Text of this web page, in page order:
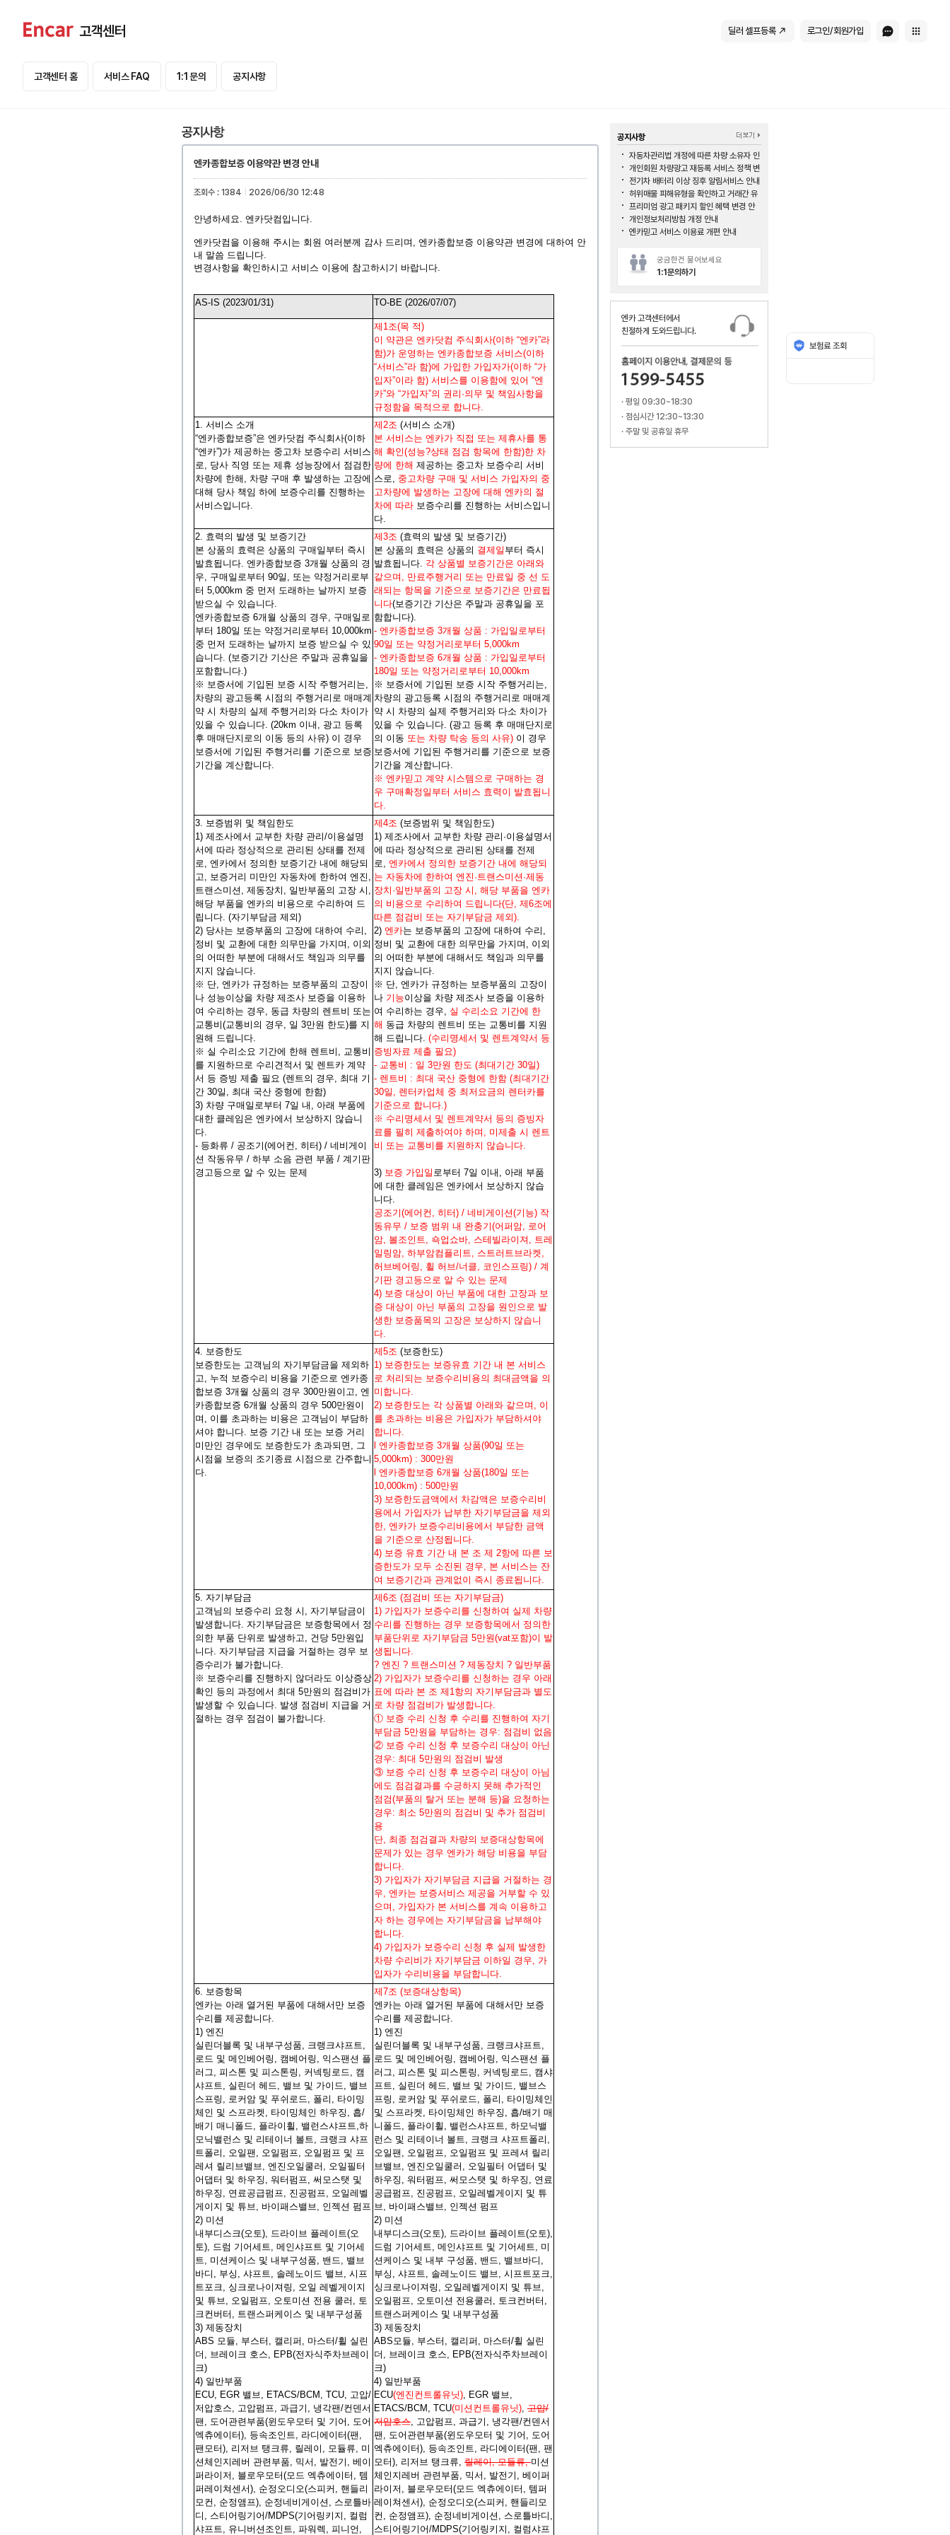
딜러 셀프등록 로그인/회원가입
고객센터
고객센터 홈 서비스 FAQ 1:1 문의 공지사항
엔카종합보증 이용약관 변경 안내
조회수 : 1384 2026/06/30 12:48
안녕하세요. 엔카닷컴입니다.
엔카닷컴을 이용해 주시는 회원 여러분께 감사 드리며, 엔카종합보증 이용약관 변경에 대하여 안
내 말씀 드립니다.
변경사항을 확인하시고 서비스 이용에 참고하시기 바랍니다.
AS-IS (2023/01/31) TO-BE (2026/07/07)
제1조(목 적)
이 약관은 엔카닷컴 주식회사(이하 “엔카”라
함)가 운영하는 엔카종합보증 서비스(이하
“서비스”라 함)에 가입한 가입자가(이하 “가
입자”이라 함) 서비스를 이용함에 있어 “엔
카”와 “가입자”의 권리·의무 및 책임사항을
규정함을 목적으로 합니다.
1. 서비스 소개
“엔카종합보증”은 엔카닷컴 주식회사(이하
“엔카”)가 제공하는 중고차 보증수리 서비스
로, 당사 직영 또는 제휴 성능장에서 점검한
차량에 한해, 차량 구매 후 발생하는 고장에
대해 당사 책임 하에 보증수리를 진행하는
서비스입니다.
제2조 (서비스 소개)
본 서비스는 엔카가 직접 또는 제휴사를 통
해 확인(성능?상태 점검 항목에 한함)한 차
량에 한해 제공하는 중고차 보증수리 서비
스로, 중고차량 구매 및 서비스 가입자의 중
고차량에 발생하는 고장에 대해 엔카의 절
차에 따라 보증수리를 진행하는 서비스입니
다.
2. 효력의 발생 및 보증기간
본 상품의 효력은 상품의 구매일부터 즉시
발효됩니다. 엔카종합보증 3개월 상품의 경
우, 구매일로부터 90일, 또는 약정거리로부
터 5,000km 중 먼저 도래하는 날까지 보증
받으실 수 있습니다.
엔카종합보증 6개월 상품의 경우, 구매일로
부터 180일 또는 약정거리로부터 10,000km
중 먼저 도래하는 날까지 보증 받으실 수 있
습니다. (보증기간 기산은 주말과 공휴일을
포함합니다.)
※ 보증서에 기입된 보증 시작 주행거리는,
차량의 광고등록 시점의 주행거리로 매매계
약 시 차량의 실제 주행거리와 다소 차이가
있을 수 있습니다. (20km 이내, 광고 등록
후 매매단지로의 이동 등의 사유) 이 경우
보증서에 기입된 주행거리를 기준으로 보증
기간을 계산합니다.
제3조 (효력의 발생 및 보증기간)
본 상품의 효력은 상품의 결제일 부터 즉시
발효됩니다. 각 상품별 보증기간은 아래와
같으며, 만료주행거리 또는 만료일 중 선 도
래되는 항목을 기준으로 보증기간은 만료됩
니다(보증기간 기산은 주말과 공휴일을 포
함합니다).
- 엔카종합보증 3개월 상품 : 가입일로부터
90일 또는 약정거리로부터 5,000km
- 엔카종합보증 6개월 상품 : 가입일로부터
180일 또는 약정거리로부터 10,000km
※ 보증서에 기입된 보증 시작 주행거리는,
차량의 광고등록 시점의 주행거리로 매매계
약 시 차량의 실제 주행거리와 다소 차이가
있을 수 있습니다. (광고 등록 후 매매단지로
의 이동 또는 차량 탁송 등의 사유) 이 경우
보증서에 기입된 주행거리를 기준으로 보증
기간을 계산합니다.
※ 엔카믿고 계약 시스템으로 구매하는 경
우 구매확정일부터 서비스 효력이 발효됩니
다.
3. 보증범위 및 책임한도
1) 제조사에서 교부한 차량 관리/이용설명
서에 따라 정상적으로 관리된 상태를 전제
로, 엔카에서 정의한 보증기간 내에 해당되
고, 보증거리 미만인 자동차에 한하여 엔진,
트랜스미션, 제동장치, 일반부품의 고장 시,
해당 부품을 엔카의 비용으로 수리하여 드
립니다. (자기부담금 제외)
2) 당사는 보증부품의 고장에 대하여 수리,
정비 및 교환에 대한 의무만을 가지며, 이외
의 어떠한 부분에 대해서도 책임과 의무를
지지 않습니다.
※ 단, 엔카가 규정하는 보증부품의 고장이
나 성능이상을 차량 제조사 보증을 이용하
여 수리하는 경우, 동급 차량의 렌트비 또는
교통비(교통비의 경우, 일 3만원 한도)를 지
원해 드립니다.
※ 실 수리소요 기간에 한해 렌트비, 교통비
를 지원하므로 수리견적서 및 렌트카 계약
서 등 증빙 제출 필요 (렌트의 경우, 최대 기
간 30일, 최대 국산 중형에 한함)
3) 차량 구매일로부터 7일 내, 아래 부품에
대한 클레임은 엔카에서 보상하지 않습니
다.
- 등화류 / 공조기(에어컨, 히터) / 네비게이
션 작동유무 / 하부 소음 관련 부품 / 계기판
경고등으로 알 수 있는 문제
제4조 (보증범위 및 책임한도)
1) 제조사에서 교부한 차량 관리·이용설명서
에 따라 정상적으로 관리된 상태를 전제
로, 엔카에서 정의한 보증기간 내에 해당되
는 자동차에 한하여 엔진·트랜스미션·제동
장치·일반부품의 고장 시, 해당 부품을 엔카
의 비용으로 수리하여 드립니다(단, 제6조에
따른 점검비 또는 자기부담금 제외).
2) 엔카는 보증부품의 고장에 대하여 수리,
정비 및 교환에 대한 의무만을 가지며, 이외
의 어떠한 부분에 대해서도 책임과 의무를
지지 않습니다.
※ 단, 엔카가 규정하는 보증부품의 고장이
나 기능이상을 차량 제조사 보증을 이용하
여 수리하는 경우, 실 수리소요 기간에 한
해 동급 차량의 렌트비 또는 교통비를 지원
해 드립니다. (수리명세서 및 렌트계약서 등
증빙자료 제출 필요)
- 교통비 : 일 3만원 한도 (최대기간 30일)
- 렌트비 : 최대 국산 중형에 한함 (최대기간
30일, 렌터카업체 중 최저요금의 렌터카를
기준으로 합니다.)
※ 수리명세서 및 렌트계약서 등의 증빙자
료를 필히 제출하여야 하며, 미제출 시 렌트
비 또는 교통비를 지원하지 않습니다.
3) 보증 가입일 로부터 7일 이내, 아래 부품
에 대한 클레임은 엔카에서 보상하지 않습
니다.
공조기(에어컨, 히터) / 네비게이션(기능) 작
동유무 / 보증 범위 내 완충기(어퍼암, 로어
암, 볼조인트, 쇽업쇼바, 스테빌라이져, 트레
일링암, 하부암컴플리트, 스트러트브라켓,
허브베어링, 휠 허브/너클, 코인스프링) / 계
기판 경고등으로 알 수 있는 문제
4) 보증 대상이 아닌 부품에 대한 고장과 보
증 대상이 아닌 부품의 고장을 원인으로 발
생한 보증품목의 고장은 보상하지 않습니
다.
4. 보증한도
보증한도는 고객님의 자기부담금을 제외하
고, 누적 보증수리 비용을 기준으로 엔카종
합보증 3개월 상품의 경우 300만원이고, 엔
카종합보증 6개월 상품의 경우 500만원이
며, 이를 초과하는 비용은 고객님이 부담하
셔야 합니다. 보증 기간 내 또는 보증 거리
미만인 경우에도 보증한도가 초과되면, 그
시점을 보증의 조기종료 시점으로 간주합니
다.
제5조 (보증한도)
1) 보증한도는 보증유효 기간 내 본 서비스
로 처리되는 보증수리비용의 최대금액을 의
미합니다.
2) 보증한도는 각 상품별 아래와 같으며, 이
를 초과하는 비용은 가입자가 부담하셔야
합니다.
l 엔카종합보증 3개월 상품(90일 또는
5,000km) : 300만원
l 엔카종합보증 6개월 상품(180일 또는
10,000km) : 500만원
3) 보증한도금액에서 차감액은 보증수리비
용에서 가입자가 납부한 자기부담금을 제외
한, 엔카가 보증수리비용에서 부담한 금액
을 기준으로 산정됩니다.
4) 보증 유효 기간 내 본 조 제 2항에 따른 보
증한도가 모두 소진된 경우, 본 서비스는 잔
여 보증기간과 관계없이 즉시 종료됩니다.
5. 자기부담금
고객님의 보증수리 요청 시, 자기부담금이
발생합니다. 자기부담금은 보증항목에서 정
의한 부품 단위로 발생하고, 건당 5만원입
니다. 자기부담금 지급을 거절하는 경우 보
증수리가 불가합니다.
※ 보증수리를 진행하지 않더라도 이상증상
확인 등의 과정에서 최대 5만원의 점검비가
발생할 수 있습니다. 발생 점검비 지급을 거
절하는 경우 점검이 불가합니다.
제6조 (점검비 또는 자기부담금)
1) 가입자가 보증수리를 신청하여 실제 차량
수리를 진행하는 경우 보증항목에서 정의한
부품단위로 자기부담금 5만원(vat포함)이 발
생됩니다.
? 엔진 ? 트랜스미션 ? 제동장치 ? 일반부품
2) 가입자가 보증수리를 신청하는 경우 아래
표에 따라 본 조 제1항의 자기부담금과 별도
로 차량 점검비가 발생합니다.
① 보증 수리 신청 후 수리를 진행하여 자기
부담금 5만원을 부담하는 경우: 점검비 없음
② 보증 수리 신청 후 보증수리 대상이 아닌
경우: 최대 5만원의 점검비 발생
③ 보증 수리 신청 후 보증수리 대상이 아님
에도 점검결과를 수긍하지 못해 추가적인
점검(부품의 탈거 또는 분해 등)을 요청하는
경우: 최소 5만원의 점검비 및 추가 점검비
용
단, 최종 점검결과 차량의 보증대상항목에
문제가 있는 경우 엔카가 해당 비용을 부담
합니다.
3) 가입자가 자기부담금 지급을 거절하는 경
우, 엔카는 보증서비스 제공을 거부할 수 있
으며, 가입자가 본 서비스를 계속 이용하고
자 하는 경우에는 자기부담금을 납부해야
합니다.
4) 가입자가 보증수리 신청 후 실제 발생한
차량 수리비가 자기부담금 이하일 경우, 가
입자가 수리비용을 부담합니다.
6. 보증항목
엔카는 아래 열거된 부품에 대해서만 보증
수리를 제공합니다.
1) 엔진
실린더블록 및 내부구성품, 크랭크샤프트,
로드 및 메인베어링, 캠베어링, 익스팬션 플
러그, 피스톤 및 피스톤링, 커넥팅로드, 캠
샤프트, 실린더 헤드, 밸브 및 가이드, 밸브
스프링, 로커암 및 푸쉬로드, 폴리, 타이밍
체인 및 스프라켓, 타이밍체인 하우징, 흡/
배기 매니폴드, 플라이휠, 밸런스샤프트,하
모닉밸런스 및 리테이너 볼트, 크랭크 샤프
트폴리, 오일팬, 오일펌프, 오일펌프 및 프
레셔 릴리브밸브, 엔진오일쿨러, 오일필터
어댑터 및 하우징, 워터펌프, 써모스탯 및
하우징, 연료공급펌프, 진공펌프, 오일레벨
게이지 및 튜브, 바이패스밸브, 인젝션 펌프
2) 미션
내부디스크(오토), 드라이브 플레이트(오
토), 드럼 기어세트, 메인샤프트 및 기어세
트, 미션케이스 및 내부구성품, 밴드, 밸브
바디, 부싱, 샤프트, 솔레노이드 밸브, 시프
트포크, 싱크로나이져링, 오일 레벨게이지
및 튜브, 오일펌프, 오토미션 전용 쿨러, 토
크컨버터, 트랜스퍼케이스 및 내부구성품
3) 제동장치
ABS 모듈, 부스터, 캘리퍼, 마스터/휠 실린
더, 브레이크 호스, EPB(전자식주차브레이
크)
4) 일반부품
ECU, EGR 밸브, ETACS/BCM, TCU, 고압/
저압호스, 고압펌프, 과급기, 냉각팬/컨덴서
팬, 도어관련부품(윈도우모터 및 기어, 도어
엑츄에이터), 등속조인트, 라디에이터(팬,
팬모터), 리저브 탱크류, 릴레이, 모듈류, 미
션체인지레버 관련부품, 믹서, 발전기, 베이
퍼라이저, 블로우모터(모드 엑츄에이터, 템
퍼레이쳐센서), 순정오디오(스피커, 핸들리
모컨, 순정앰프), 순정네비게이션, 스로틀바
디, 스티어링기어/MDPS(기어링키지, 컬럼
샤프트, 유니버션조인트, 파워렉, 피니언,
제7조 (보증대상항목)
엔카는 아래 열거된 부품에 대해서만 보증
수리를 제공합니다.
1) 엔진
실린더블록 및 내부구성품, 크랭크샤프트,
로드 및 메인베어링, 캠베어링, 익스팬션 플
러그, 피스톤 및 피스톤링, 커넥팅로드, 캠샤
프트, 실린더 헤드, 밸브 및 가이드, 밸브스
프링, 로커암 및 푸쉬로드, 폴리, 타이밍체인
및 스프라켓, 타이밍체인 하우징, 흡/배기 매
니폴드, 플라이휠, 밸런스샤프트, 하모닉밸
런스 및 리테이너 볼트, 크랭크 샤프트폴리,
오일팬, 오일펌프, 오일펌프 및 프레셔 릴리
브밸브, 엔진오일쿨러, 오일필터 어댑터 및
하우징, 워터펌프, 써모스탯 및 하우징, 연료
공급펌프, 진공펌프, 오일레벨게이지 및 튜
브, 바이패스밸브, 인젝션 펌프
2) 미션
내부디스크(오토), 드라이브 플레이트(오토),
드럼 기어세트, 메인샤프트 및 기어세트, 미
션케이스 및 내부 구성품, 밴드, 밸브바디,
부싱, 샤프트, 솔레노이드 밸브, 시프트포크,
싱크로나이져링, 오일레벨게이지 및 튜브,
오일펌프, 오토미션 전용쿨러, 토크컨버터,
트랜스퍼케이스 및 내부구성품
3) 제동장치
ABS모듈, 부스터, 캘리퍼, 마스터/휠 실린
더, 브레이크 호스, EPB(전자식주차브레이
크)
4) 일반부품
ECU(엔진컨트롤유닛), EGR 밸브,
ETACS/BCM, TCU(미션컨트롤유닛), 고압/
저압호스, 고압펌프, 과급기, 냉각팬/컨덴서
팬, 도어관련부품(윈도우모터 및 기어, 도어
엑츄에이터), 등속조인트, 라디에이터(팬, 팬
모터), 리저브 탱크류, 릴레이, 모듈류,미션
체인지레버 관련부품, 믹서, 발전기, 베이퍼
라이저, 블로우모터(모드 엑츄에이터, 템퍼
레이쳐센서), 순정오디오(스피커, 핸들리모
컨, 순정앰프), 순정네비게이션, 스로틀바디,
스티어링기어/MDPS(기어링키지, 컬럼샤프
공지사항
자동차관리법 개정에 따른 차량 소유자 인
증 절차 의무화 안내
개인회원 차량광고 재등록 서비스 정책 변
경 안내
전기차 배터리 이상 징후 알림서비스 안내
허위매물 피해유형을 확인하고 거래간 유
의하시길 바랍니다.
프리미엄 광고 패키지 할인 혜택 변경 안
내
개인정보처리방침 개정 안내
엔카믿고 서비스 이용료 개편 안내
궁금한건 물어보세요
1:1문의하기
엔카 고객센터에서
친절하게 도와드립니다.
· 평일 09:30~18:30
· 점심시간 12:30~13:30
· 주말 및 공휴일 휴무